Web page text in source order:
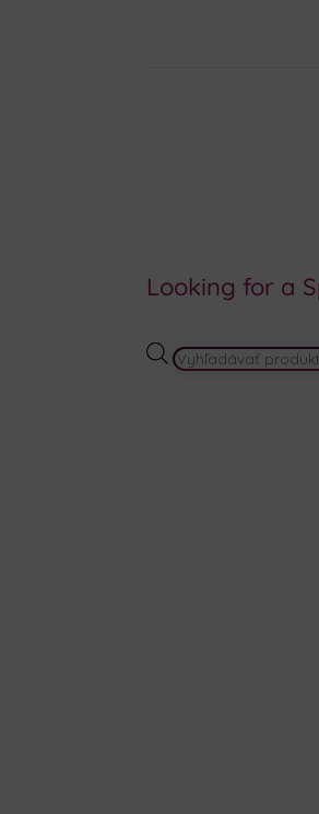
Looking for a
PRODUCTS